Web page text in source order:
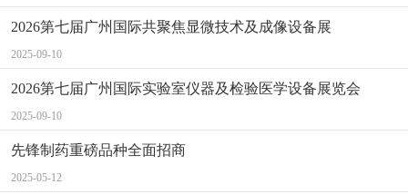
2026第七届广州国际共聚焦显微技术及成像设备展
2025-09-10
2026第七届广州国际实验室仪器及检验医学设备展览会
2025-09-10
先锋制药重磅品种全面招商
2025-05-12